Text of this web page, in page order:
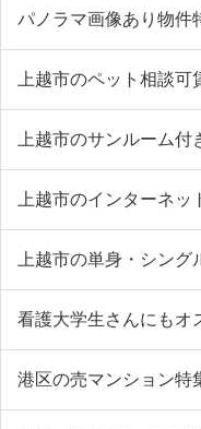
パノラマ画像あり物件
上越市のペット相談
上越市のサンルーム付
上越市のインターネッ
上越市の単身・シング
看護大学生さんにもオ
港区の売マンション特